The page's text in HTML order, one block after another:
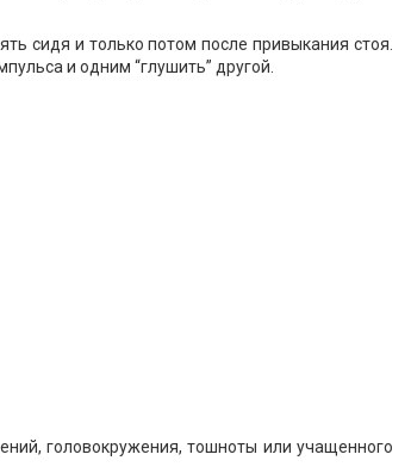
сидя и только потом после привыкания стоя.
и одним “глушить” другой.
головокружения, тошноты или учащенного